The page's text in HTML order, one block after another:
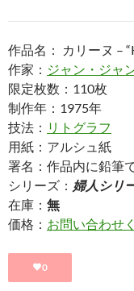
作品名： カリーヌ –
作家： ジャン・ジャ
限定枚数：110枚
制作年：1975年
技法： リトグラフ
用紙：アルシュ紙
署名：作品内に鉛筆
シリーズ： 婦人シリ
在庫： 無
価格： お問い合わせ
0